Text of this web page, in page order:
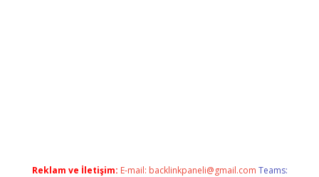
Reklam ve İletişim: E-mail: backlinkpaneli@gmail.com Teams: